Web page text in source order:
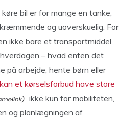
bil er for mange en tanke,
og uoverskuelig. For
ikke bare et transportmiddel,
– hvad enten det
på arbejde, hente børn eller
et kørselsforbud have store
ikke kun for mobiliteten,
og planlægningen af